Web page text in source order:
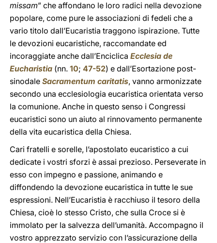
missam” che affondano le loro radici nella devozione
popolare, come pure le associazioni di fedeli che a
vario titolo dall’Eucaristia traggono ispirazione. Tutte
le devozioni eucaristiche, raccomandate ed
incoraggiate anche dall’Enciclica Ecclesia de
Eucharistia (nn. 10; 47-52) e dall’Esortazione post-
sinodale Sacramentum caritatis, vanno armonizzate
secondo una ecclesiologia eucaristica orientata verso
la comunione. Anche in questo senso i Congressi
eucaristici sono un aiuto al rinnovamento permanente
della vita eucaristica della Chiesa.
Cari fratelli e sorelle, l’apostolato eucaristico a cui
dedicate i vostri sforzi è assai prezioso. Perseverate in
esso con impegno e passione, animando e
diffondendo la devozione eucaristica in tutte le sue
espressioni. Nell’Eucaristia è racchiuso il tesoro della
Chiesa, cioè lo stesso Cristo, che sulla Croce si è
immolato per la salvezza dell’umanità. Accompagno il
vostro apprezzato servizio con l’assicurazione della